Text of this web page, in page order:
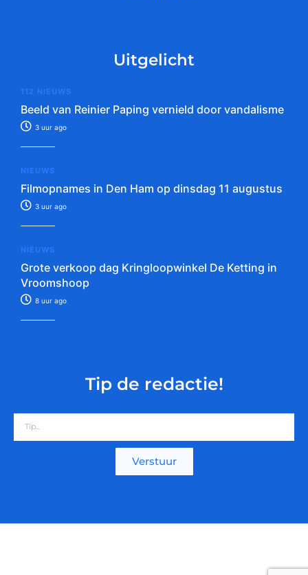
Uitgelicht
112 NIEUWS
Beeld van Reinier Paping vernield door vandalisme
3 uur ago
NIEUWS
Filmopnames in Den Ham op dinsdag 11 augustus
3 uur ago
NIEUWS
Grote verkoop dag Kringloopwinkel De Ketting in
Vroomshoop
8 uur ago
Tip de redactie!
Verstuur